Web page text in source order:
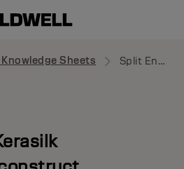
Sheets Split Ends Recovery Concentrate